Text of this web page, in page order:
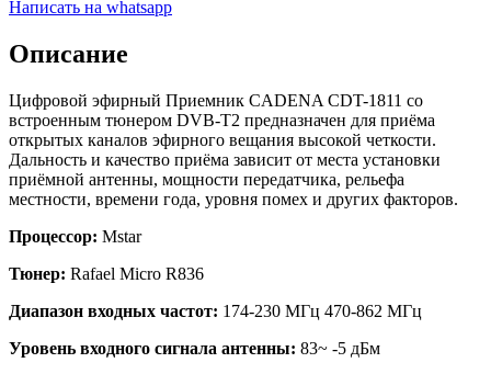
Написать на whatsapp
Описание
Цифровой эфирный Приемник CADENA CDT-1811 со
встроенным тюнером DVB-T2 предназначен для приёма
открытых каналов эфирного вещания высокой четкости.
Дальность и качество приёма зависит от места установки
приёмной антенны, мощности передатчика, рельефа
местности, времени года, уровня помех и других факторов.
Процессор: Mstar
Тюнер: Rafael Micro R836
Диапазон входных частот: 174-230 МГц 470-862 МГц
Уровень входного сигнала антенны: 83~ -5 дБм